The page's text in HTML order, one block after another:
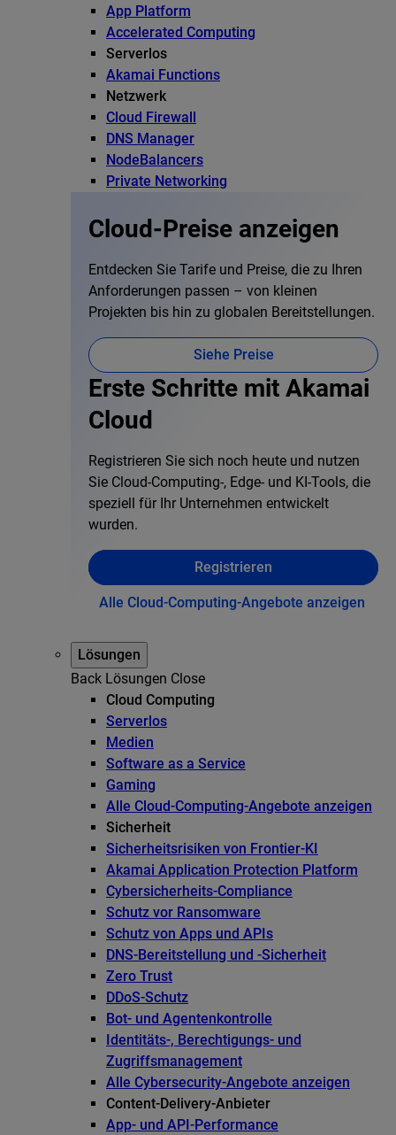
App Platform
Accelerated Computing
Serverlos
Akamai Functions
Netzwerk
Cloud Firewall
DNS Manager
NodeBalancers
Private Networking
Cloud-Preise anzeigen
Entdecken Sie Tarife und Preise, die zu Ihren
Anforderungen passen – von kleinen
Projekten bis hin zu globalen Bereitstellungen.
Siehe Preise
Erste Schritte mit Akamai
Cloud
Registrieren Sie sich noch heute und nutzen
Sie Cloud-Computing-, Edge- und KI-Tools, die
speziell für Ihr Unternehmen entwickelt
wurden.
Registrieren
Alle Cloud-Computing-Angebote anzeigen
Lösungen
Back Lösungen Close
Cloud Computing
Serverlos
Medien
Software as a Service
Gaming
Alle Cloud-Computing-Angebote anzeigen
Sicherheit
Sicherheitsrisiken von Frontier-KI
Akamai Application Protection Platform
Cybersicherheits-Compliance
Schutz vor Ransomware
Schutz von Apps und APIs
DNS-Bereitstellung und -Sicherheit
Zero Trust
DDoS-Schutz
Bot- und Agentenkontrolle
Identitäts-, Berechtigungs- und
Zugriffsmanagement
Alle Cybersecurity-Angebote anzeigen
Content-Delivery-Anbieter
App- und API-Performance